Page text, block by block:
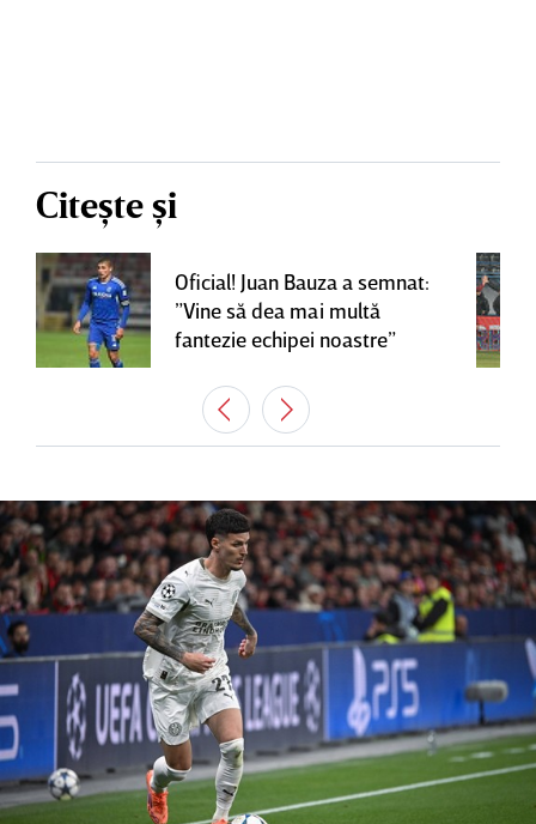
Citește și
Oficial! Juan Bauza a semnat:
”Vine să dea mai multă
fantezie echipei noastre”